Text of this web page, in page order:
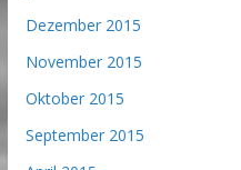
Dezember 2015
November 2015
Oktober 2015
September 2015